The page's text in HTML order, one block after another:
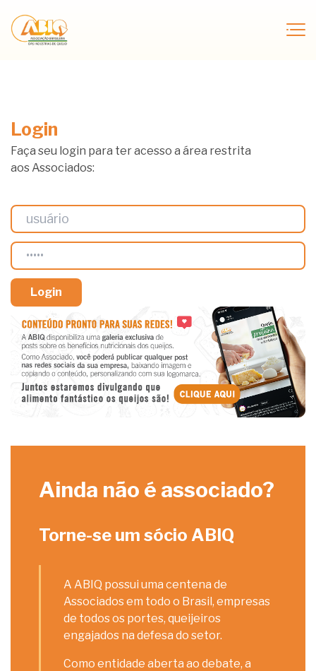
Login
Faça seu login para ter acesso a área restrita
aos Associados:
Ainda não é associado?
Torne-se um sócio ABIQ
A ABIQ possui uma centena de
Associados em todo o Brasil, empresas
de todos os portes, queijeiros
engajados na defesa do setor.
Como entidade aberta ao debate, a